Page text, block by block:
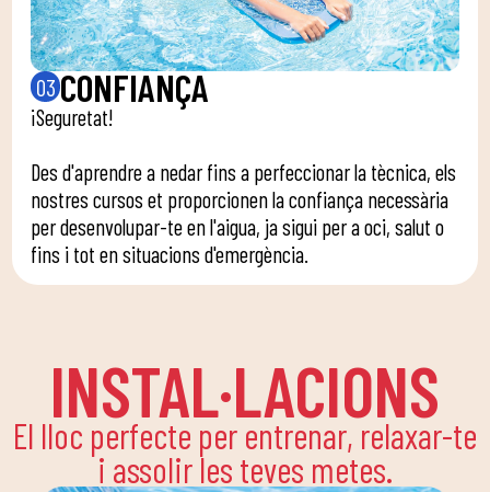
03 CONFIANÇA
¡Seguretat!
Des d'aprendre a nedar fins a perfeccionar la tècnica, els
nostres cursos et proporcionen la confiança necessària
per desenvolupar-te en l'aigua, ja sigui per a oci, salut o
fins i tot en situacions d'emergència.
INSTAL·LACIONS
El lloc perfecte per entrenar, relaxar-te
i assolir les teves metes.